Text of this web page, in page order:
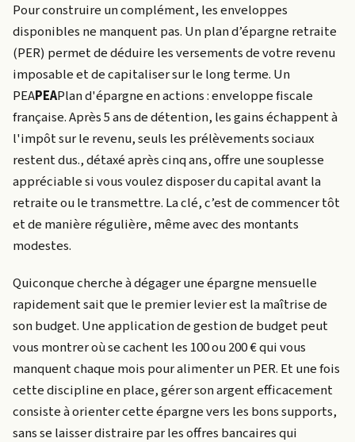
Pour construire un complément, les enveloppes
disponibles ne manquent pas. Un plan d’épargne retraite
(PER) permet de déduire les versements de votre revenu
imposable et de capitaliser sur le long terme. Un
PEAPEAPlan d'épargne en actions : enveloppe fiscale
française. Après 5 ans de détention, les gains échappent à
l'impôt sur le revenu, seuls les prélèvements sociaux
restent dus., détaxé après cinq ans, offre une souplesse
appréciable si vous voulez disposer du capital avant la
retraite ou le transmettre. La clé, c’est de commencer tôt
et de manière régulière, même avec des montants
modestes.
Quiconque cherche à dégager une épargne mensuelle
rapidement sait que le premier levier est la maîtrise de
son budget. Une application de gestion de budget peut
vous montrer où se cachent les 100 ou 200 € qui vous
manquent chaque mois pour alimenter un PER. Et une fois
cette discipline en place, gérer son argent efficacement
consiste à orienter cette épargne vers les bons supports,
sans se laisser distraire par les offres bancaires qui